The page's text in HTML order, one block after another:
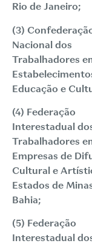
Rio de Janeiro;
(3)
Nacional dos
Trabalhadores
Educação e
(4) Federação
Interestadual
Trabalhadores
Empresas de
Cultural e
Estados de
Bahia;
(5) Federação
Interestadual